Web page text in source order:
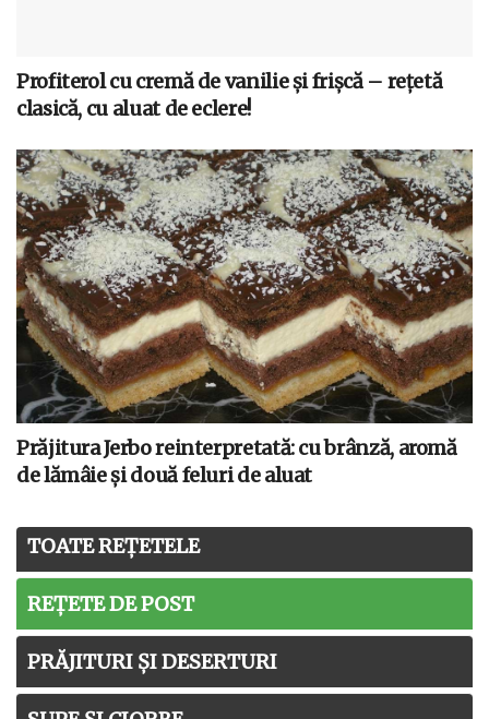
Profiterol cu cremă de vanilie și frișcă – rețetă
clasică, cu aluat de eclere!
Prăjitura Jerbo reinterpretată: cu brânză, aromă
de lămâie și două feluri de aluat
TOATE REȚETELE
REȚETE DE POST
PRĂJITURI ȘI DESERTURI